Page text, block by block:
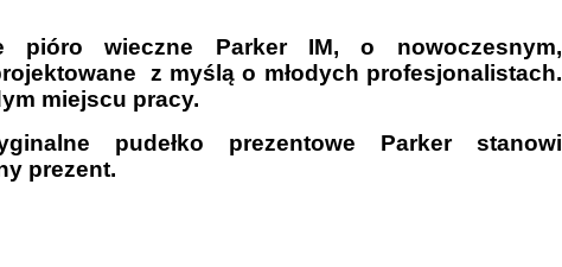
pióro wieczne Parker IM, o nowoczesnym,
z myślą o młodych profesjonalistach.
miejscu pracy.
pudełko prezentowe Parker stanowi
prezent.